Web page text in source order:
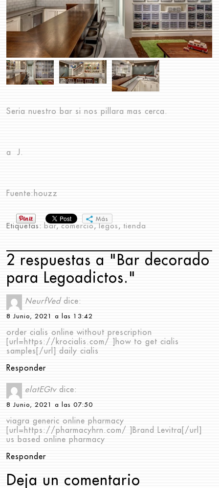
Seria nuestro bar si nos pillara mas cerca.
a J.
Fuente: houzz
Más
Etiquetas: bar,comercio,legos , tienda
2 respuestas a "Bar decorado
para Legoadictos."
NeurfVed dice:
8 Junio, 2021 a las 13:42
order cialis online without prescription
[url=https://krocialis.com/ ]how to get cialis
samples[/url] daily cialis
Responder
elatEGtv dice:
8 Junio, 2021 a las 07:50
viagra generic online pharmacy
[url=https://pharmacyhrn.com/ ]Brand Levitra[/url]
us based online pharmacy
Responder
Deja un comentario